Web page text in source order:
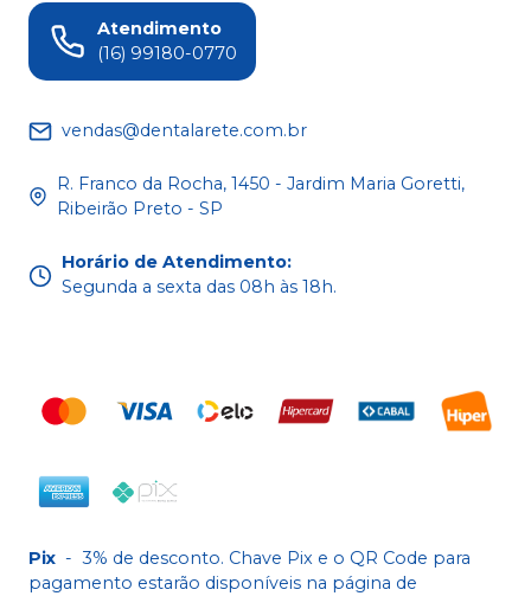
Atendimento
(16) 99180-0770
vendas@dentalarete.com.br
R. Franco da Rocha, 1450 - Jardim Maria Goretti,
Ribeirão Preto - SP
Horário de Atendimento:
Segunda a sexta das 08h às 18h.
Pix - 3% de desconto. Chave Pix e o QR Code para
pagamento estarão disponíveis na página de